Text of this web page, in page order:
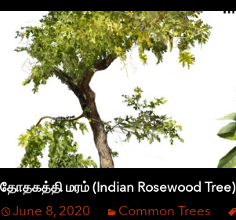
தோதகத்தி மரம் (Indian Rosewood Tree)
June 8, 2020
Common Trees